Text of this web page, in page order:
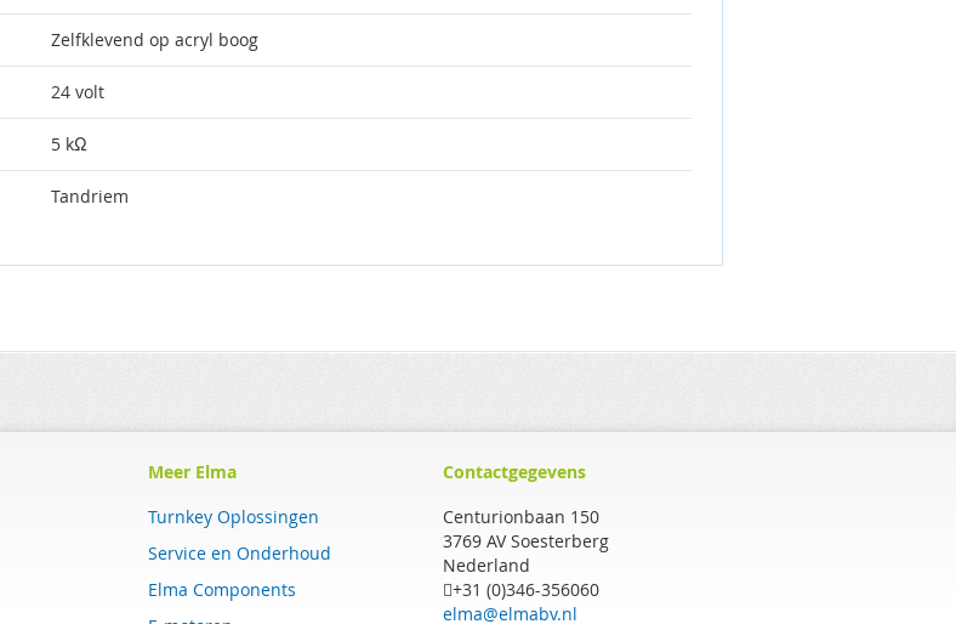
Zelfklevend op acryl boog
24 volt
5 kΩ
Tandriem
Meer Elma
Turnkey Oplossingen
Service en Onderhoud
Elma Components
Contactgegevens
Centurionbaan 150
3769 AV Soesterberg
Nederland
+31 (0)346-356060
elma@elmabv.nl